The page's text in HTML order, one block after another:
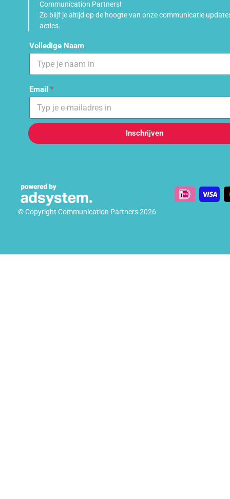
Communication Partners!
Zo blijf je altijd op de hoogte van onze communicatie
acties.
Volledige Naam
Email *
Inschrijven
© Copyright Communication Partners 2026